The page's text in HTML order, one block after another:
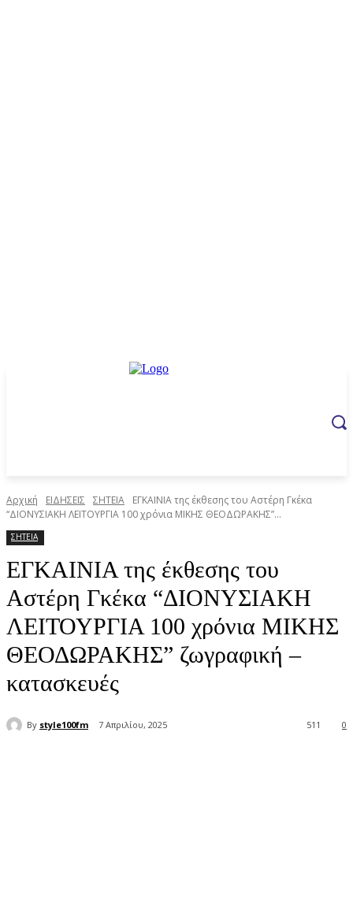
Αρχική ΕΙΔΗΣΕΙΣ ΣΗΤΕΙΑ
ΕΓΚΑΙΝΙΑ της έκθεσης του Αστέρη Γκέκα
“ΔΙΟΝΥΣΙΑΚΗ ΛΕΙΤΟΥΡΓΙΑ 100 χρόνια ΜΙΚΗΣ ΘΕΟΔΩΡΑΚΗΣ”...
ΣΗΤΕΙΑ
ΕΓΚΑΙΝΙΑ της έκθεσης του
Αστέρη Γκέκα “ΔΙΟΝΥΣΙΑΚΗ
ΛΕΙΤΟΥΡΓΙΑ 100 χρόνια ΜΙΚΗΣ
ΘΕΟΔΩΡΑΚΗΣ” ζωγραφική –
κατασκευές
By style100fm 7 Απριλίου, 2025 0
511